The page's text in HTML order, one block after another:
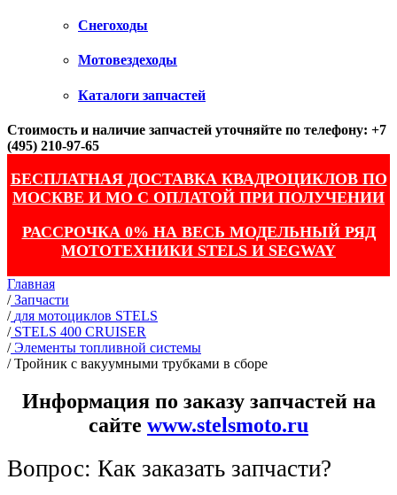
Снегоходы
Мотовездеходы
Каталоги запчастей
Стоимость и наличие запчастей уточняйте по телефону: +7
(495) 210-97-65
БЕСПЛАТНАЯ ДОСТАВКА КВАДРОЦИКЛОВ ПО
МОСКВЕ И МО С ОПЛАТОЙ ПРИ ПОЛУЧЕНИИ
РАССРОЧКА 0% НА ВЕСЬ МОДЕЛЬНЫЙ РЯД
МОТОТЕХНИКИ STELS И SEGWAY
Главная
/ Запчасти
/ для мотоциклов STELS
/ STELS 400 CRUISER
/ Элементы топливной системы
/Тройник с вакуумными трубками в сборе
Информация по заказу запчастей на
сайте www.stelsmoto.ru
Вопрос: Как заказать запчасти?